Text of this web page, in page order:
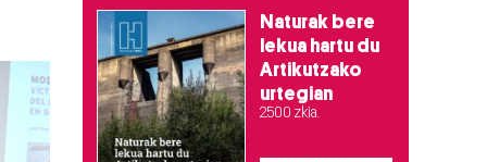
Naturak bere
lekua hartu du
Artikutzako
urtegian
2.500 zkia.